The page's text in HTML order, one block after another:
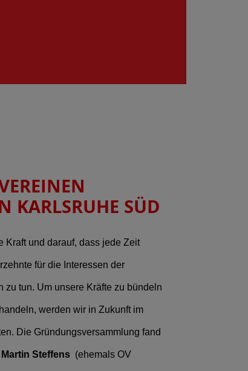
KARLSRUHE SÜD
Kraft und darauf, dass jede Zeit
für die Interessen der
tun. Um unsere Kräfte zu bündeln
werden wir in Zukunft im
Die Gründungsversammlung fand
Martin Steffens (ehemals OV